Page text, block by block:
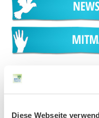
Diese Webseite
AKTUELLES